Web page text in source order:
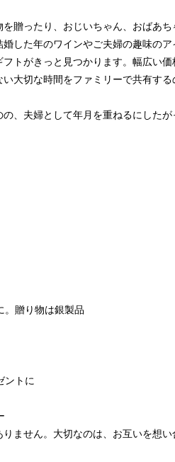
贈ったり、おじいちゃん、おばあ
した年のワインやご夫婦の趣味
トがきっと見つかります。幅広い価
大切な時間をファミリーで共有する
、夫婦として年月を重ねるにし
贈り物は銀製品
ントに
ません。大切なのは、お互いを